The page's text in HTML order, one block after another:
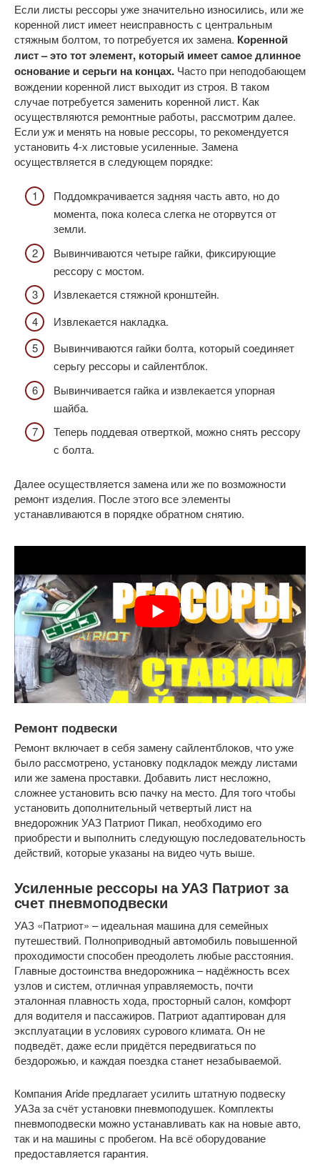
Если листы рессоры уже значительно износились, или же
коренной лист имеет неисправность с центральным
стяжным болтом, то потребуется их замена. Коренной
лист – это тот элемент, который имеет самое длинное
основание и серьги на концах. Часто при неподобающем
вождении коренной лист выходит из строя. В таком
случае потребуется заменить коренной лист. Как
осуществляются ремонтные работы, рассмотрим далее.
Если уж и менять на новые рессоры, то рекомендуется
установить 4-х листовые усиленные. Замена
осуществляется в следующем порядке:
Поддомкрачивается задняя часть авто, но до
момента, пока колеса слегка не оторвутся от
земли.
Вывинчиваются четыре гайки, фиксирующие
рессору с мостом.
Извлекается стяжной кронштейн.
Извлекается накладка.
Вывинчиваются гайки болта, который соединяет
серьгу рессоры и сайлентблок.
Вывинчивается гайка и извлекается упорная
шайба.
Теперь поддевая отверткой, можно снять рессору
с болта.
Далее осуществляется замена или же по возможности
ремонт изделия. После этого все элементы
устанавливаются в порядке обратном снятию.
Ремонт подвески
Ремонт включает в себя замену сайлентблоков, что уже
было рассмотрено, установку подкладок между листами
или же замена проставки. Добавить лист несложно,
сложнее установить всю пачку на место. Для того чтобы
установить дополнительный четвертый лист на
внедорожник УАЗ Патриот Пикап, необходимо его
приобрести и выполнить следующую последовательность
действий, которые указаны на видео чуть выше.
Усиленные рессоры на УАЗ Патриот за
счет пневмоподвески
УАЗ «Патриот» – идеальная машина для семейных
путешествий. Полноприводный автомобиль повышенной
проходимости способен преодолеть любые расстояния.
Главные достоинства внедорожника – надёжность всех
узлов и систем, отличная управляемость, почти
эталонная плавность хода, просторный салон, комфорт
для водителя и пассажиров. Патриот адаптирован для
эксплуатации в условиях сурового климата. Он не
подведёт, даже если придётся передвигаться по
бездорожью, и каждая поездка станет незабываемой.
Компания Aride предлагает усилить штатную подвеску
УАЗа за счёт установки пневмоподушек. Комплекты
пневмоподвески можно устанавливать как на новые авто,
так и на машины с пробегом. На всё оборудование
предоставляется гарантия.